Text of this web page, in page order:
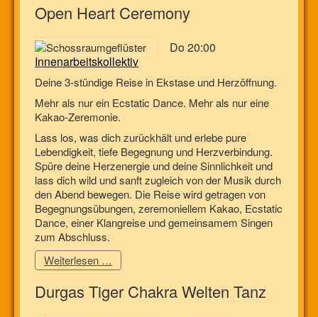
Open Heart Ceremony
Do 20:00
Innenarbeitskollektiv
Deine 3-stündige Reise in Ekstase und Herzöffnung.
Mehr als nur ein Ecstatic Dance. Mehr als nur eine
Kakao-Zeremonie.
Lass los, was dich zurückhält und erlebe pure
Lebendigkeit, tiefe Begegnung und Herzverbindung.
Spüre deine Herzenergie und deine Sinnlichkeit und
lass dich wild und sanft zugleich von der Musik durch
den Abend bewegen. Die Reise wird getragen von
Begegnungsübungen, zeremoniellem Kakao, Ecstatic
Dance, einer Klangreise und gemeinsamem Singen
zum Abschluss.
Weiterlesen …
Durgas Tiger Chakra Welten Tanz